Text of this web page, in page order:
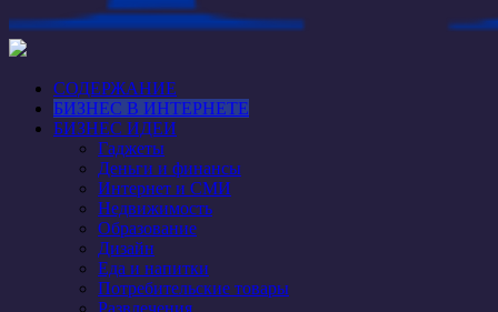
СОДЕРЖАНИЕ
БИЗНЕС В ИНТЕРНЕТЕ
БИЗНЕС ИДЕИ
Гаджеты
Деньги и финансы
Интернет и СМИ
Недвижимость
Образование
Дизайн
Еда и напитки
Потребительские товары
Развлечения